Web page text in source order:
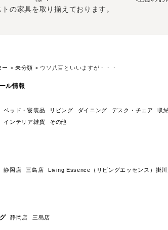
の家具を取り揃えております。
ー >未分類 > ウソ八百といいますが・・・
ル情報
ベッド・寝装品 リビング ダイニング デスク・チェア
収
インテリア雑貨
その他
静岡店 三島店 Living Essence（リビングエッセンス）掛
静岡店 三島店